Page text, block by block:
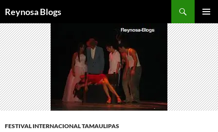
Reynosa Blogs
MENÚ
AL
CONTENIDO
FESTIVAL INTERNACIONAL TAMAULIPAS